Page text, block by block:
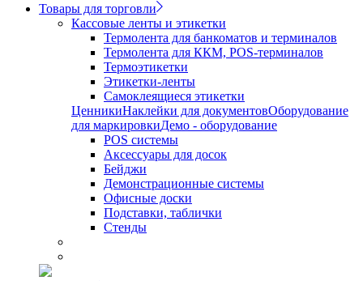
Товары для торговли
Кассовые ленты и этикетки
Термолента для банкоматов и терминалов
Термолента для ККМ, POS-терминалов
Термоэтикетки
Этикетки-ленты
Самоклеящиеся этикетки
ЦенникиНаклейки для документовОборудование
для маркировкиДемо - оборудование
POS системы
Аксессуары для досок
Бейджи
Демонстрационные системы
Офисные доски
Подставки, таблички
Стенды